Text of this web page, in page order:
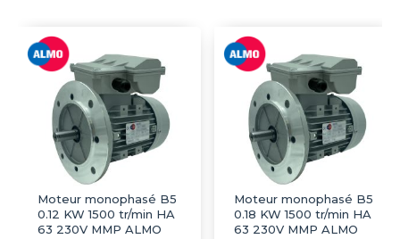
Moteur monophasé B5
0.12 KW 1500 tr/min HA
63 230V MMP ALMO
Moteur monophasé B5
0.18 KW 1500 tr/min HA
63 230V MMP ALMO